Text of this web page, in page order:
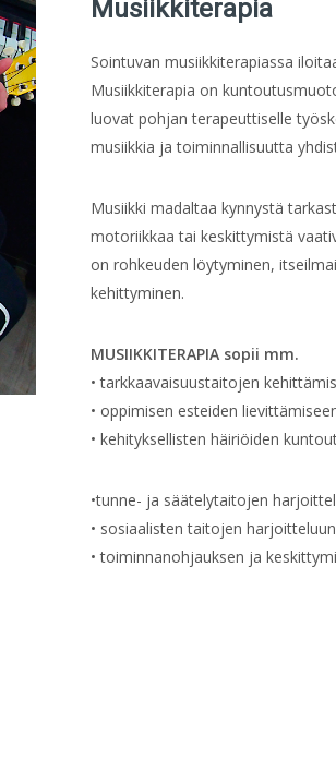
Musiikkiterapia
Sointuvan musiikkiterapiassa
Musiikkiterapia on
luovat pohjan terapeuttiselle
musiikkia ja toiminnallisuutta
Musiikki madaltaa kynnystä
motoriikkaa tai keskittymistä
on rohkeuden löytyminen,
kehittyminen.
MUSIIKKITERAPIA sopii mm.
• tarkkaavaisuustaitojen
• oppimisen esteiden
• kehityksellisten häiriöiden
•tunne- ja säätelytaitojen
• sosiaalisten taitojen harjoitteluun
• toiminnanohjauksen ja